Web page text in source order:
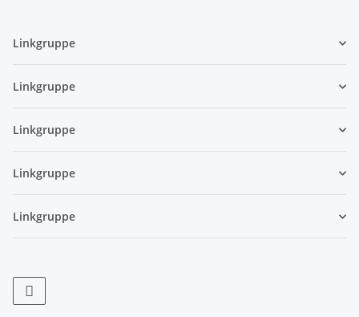
Linkgruppe
Linkgruppe
Linkgruppe
Linkgruppe
Linkgruppe